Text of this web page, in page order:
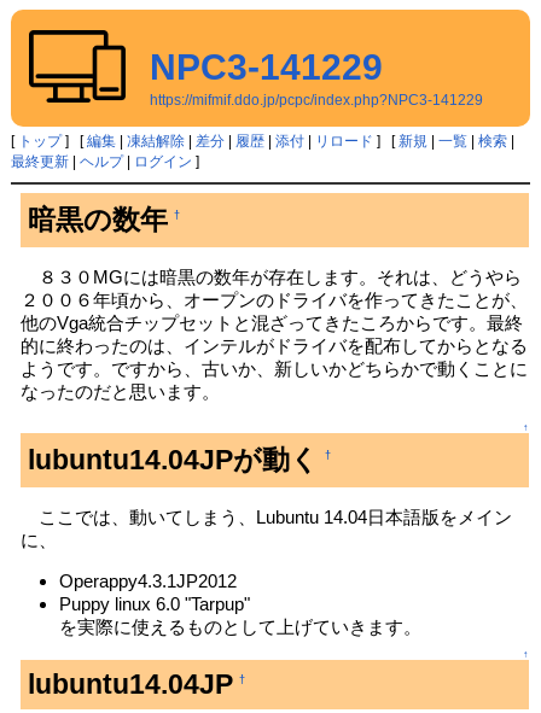
NPC3-141229
https://mifmif.ddo.jp/pcpc/index.php?NPC3-141229
[ トップ] [編集| 凍結解除| 差分| 履歴| 添付| リロード ] [新規| 一覧| 検索|
最終更新| ヘルプ| ログイン ]
暗黒の数年 †
８３０MGには暗黒の数年が存在します。それは、どうやら
２００６年頃から、オープンのドライバを作ってきたことが、
他のVga統合チップセットと混ざってきたころからです。最終
的に終わったのは、インテルがドライバを配布してからとなる
ようです。ですから、古いか、新しいかどちらかで動くことに
なったのだと思います。
↑
lubuntu14.04JPが動く †
ここでは、動いてしまう、Lubuntu 14.04日本語版をメイン
に、
Operappy4.3.1JP2012
Puppy linux 6.0 "Tarpup"
を実際に使えるものとして上げていきます。
↑
lubuntu14.04JP †